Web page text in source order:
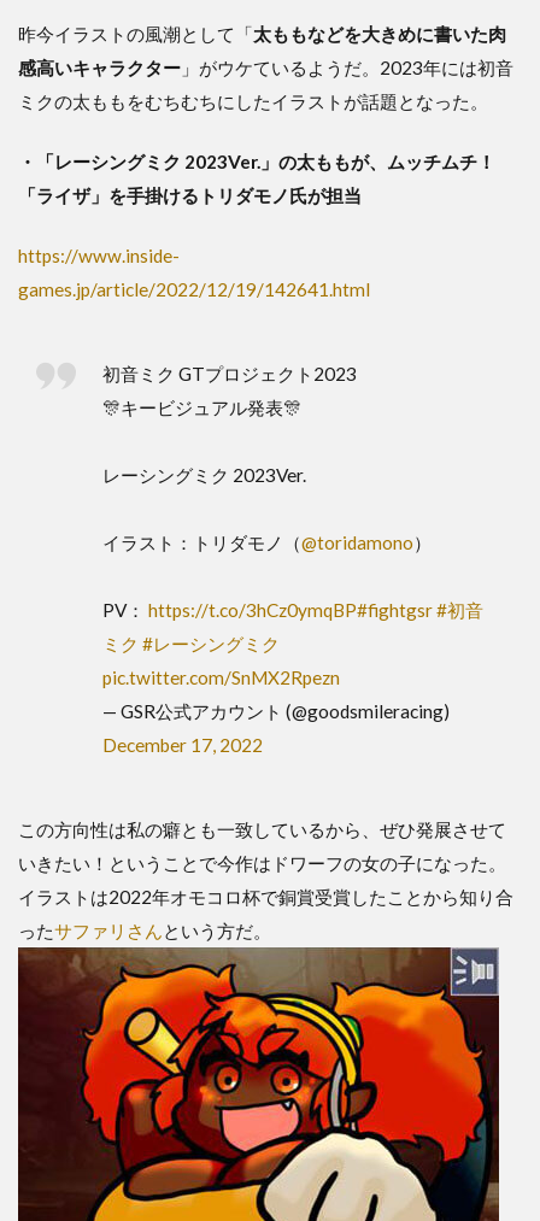
昨今イラストの風潮として「太ももなどを大きめに書いた肉
感高いキャラクター 」がウケているようだ。2023年には初音
ミクの太ももをむちむちにしたイラストが話題となった。
・「レーシングミク 2023Ver.」の太ももが、ムッチムチ！
「ライザ」を手掛けるトリダモノ氏が担当
https://www.inside-
games.jp/article/2022/12/19/142641.html
初音ミク GTプロジェクト2023
🎊キービジュアル発表🎊
レーシングミク 2023Ver.
イラスト：トリダモノ（@toridamono）
PV： https://t.co/3hCz0ymqBP#fightgsr#初音
ミク #レーシングミク
pic.twitter.com/SnMX2Rpezn
— GSR公式アカウント (@goodsmileracing)
December 17, 2022
この方向性は私の癖とも一致しているから、ぜひ発展させて
いきたい！ということで今作はドワーフの女の子になった。
イラストは2022年オモコロ杯で銅賞受賞したことから知り合
ったサファリさんという方だ。